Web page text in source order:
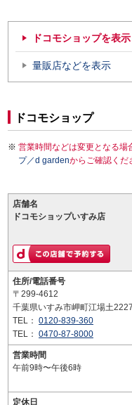
ドコモショップを表示
量販店などを表示
ドコモショップ
営業時間などは変更となる場
プ／d gardenからご確認くだ
店舗名
ドコモショップいすみ店
住所/電話番号
〒299-4612
千葉県いすみ市岬町江場土
TEL： 0120-839-360
TEL： 0470-87-8000
営業時間
午前9時〜午後6時
定休日